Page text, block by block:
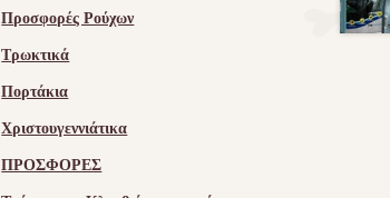
Προσφορές Ρούχων
Τρωκτικά
Πορτάκια
Χριστουγεννιάτικα
ΠΡΟΣΦΟΡΕΣ